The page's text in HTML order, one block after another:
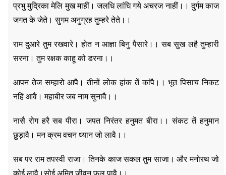
प्रभु मुद्रिका मेलि मुख माहीं। जलधि लांघि गये अचरज नाहीं।। दुर्गम काज
जगत के जेते। सुगम अनुग्रह तुम्हरे तेते।।
राम दुआरे तुम रखवारे। होत न आज्ञा बिनु पैसारे।। सब सुख लहै तुम्हारी
सरना। तुम रक्षक काहू को डरना।।
आपन तेज सम्हारो आपै। तीनों लोक हांक तें कांपै।। भूत पिसाच निकट
नहिं आवै। महाबीर जब नाम सुनावै।।
नासै रोग हरै सब पीरा। जपत निरंतर हनुमत बीरा।। संकट तें हनुमान
छुड़ावै। मन क्रम वचन ध्यान जो लावै।।
सब पर राम तपस्वी राजा। तिनके काज सकल तुम साजा। और मनोरथ जो